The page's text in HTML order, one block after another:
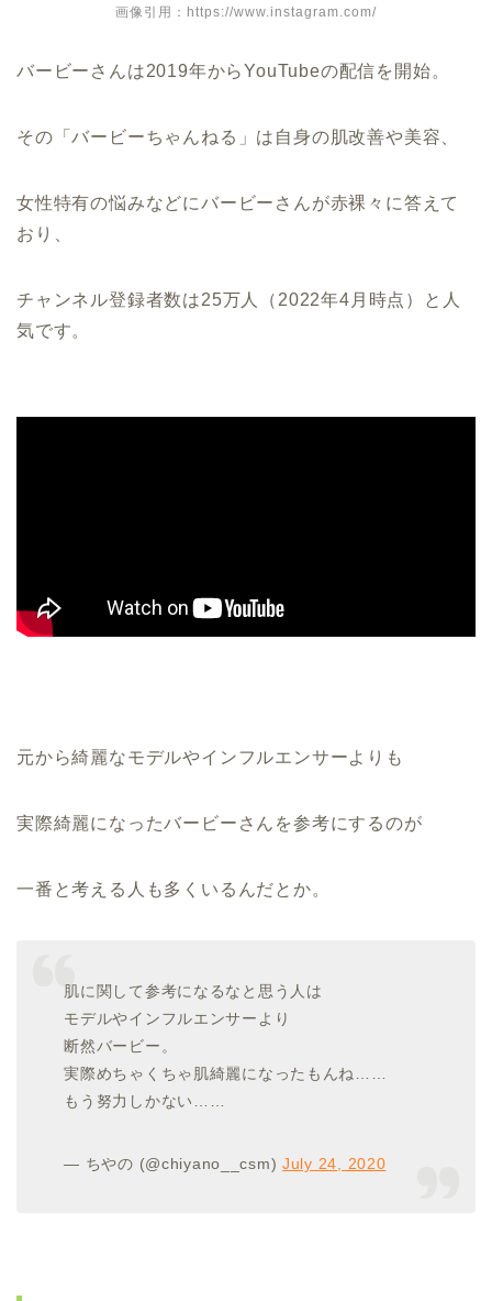
画像引用：https://www.instagram.com/
バービーさんは2019年からYouTubeの配信を開始。
その「バービーちゃんねる」は自身の肌改善や美容、
女性特有の悩みなどにバービーさんが赤裸々に答えて
おり、
チャンネル登録者数は25万人（2022年4月時点）と人
気です。
元から綺麗なモデルやインフルエンサーよりも
実際綺麗になったバービーさんを参考にするのが
一番と考える人も多くいるんだとか。
肌に関して参考になるなと思う人は
モデルやインフルエンサーより
断然バービー。
実際めちゃくちゃ肌綺麗になったもんね……
もう努力しかない……
— ちやの (@chiyano__csm)July 24, 2020